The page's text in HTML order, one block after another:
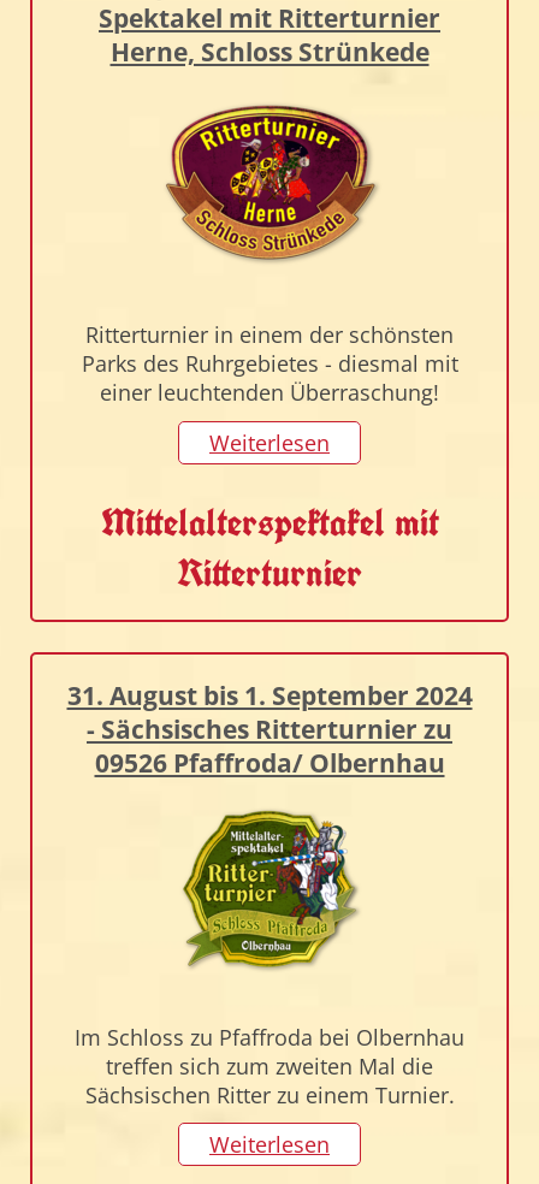
Spektakel mit Ritterturnier
Herne, Schloss Strünkede
Ritterturnier in einem der schönsten
Parks des Ruhrgebietes - diesmal mit
einer leuchtenden Überraschung!
Weiterlesen
Mittelalterspektakel mit
Ritterturnier
31. August bis 1. September 2024
- Sächsisches Ritterturnier zu
09526 Pfaffroda/ Olbernhau
Im Schloss zu Pfaffroda bei Olbernhau
treffen sich zum zweiten Mal die
Sächsischen Ritter zu einem Turnier.
Weiterlesen